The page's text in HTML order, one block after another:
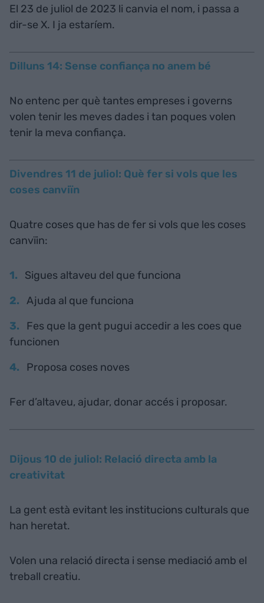
El 23 de juliol de 2023 li canvia el nom, i passa a
dir-se X. I ja estaríem.
Dilluns 14: Sense confiança no anem bé
No entenc per què tantes empreses i governs
volen tenir les meves dades i tan poques volen
tenir la meva confiança.
Divendres 11 de juliol: Què fer si vols que les
coses canviïn
Quatre coses que has de fer si vols que les coses
canvïin:
Sigues altaveu del que funciona
Ajuda al que funciona
Fes que la gent pugui accedir a les coes que
funcionen
Proposa coses noves
Fer d’altaveu, ajudar, donar accés i proposar.
Dijous 10 de juliol: Relació directa amb la
creativitat
La gent està evitant les institucions culturals que
han heretat.
Volen una relació directa i sense mediació amb el
treball creatiu.